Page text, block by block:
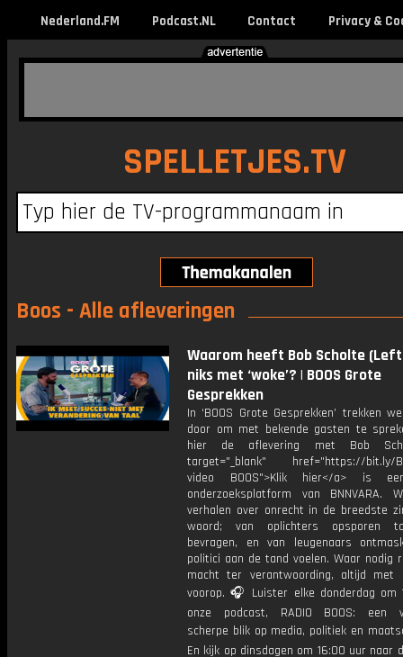
Nederland.FM Podcast.NL Contact Privacy &
SPELLETJES.TV
Boos - Alle afleveringen
Waarom heeft Bob Scholte
niks met ‘woke’? | BOOS Grote
Gesprekken
In ‘BOOS Grote Gesprekken’ trekken
door om met bekende gasten te
hier de aflevering met Bob
target="_blank" href="https://bit.ly/
video BOOS">Klik hier</a> is
onderzoeksplatform van BNNVARA.
verhalen over onrecht in de breedste
woord; van oplichters opsporen
bevragen, en van leugenaars
politici aan de tand voelen. Waar nodig
macht ter verantwoording, altijd met
voorop. 🎧 Luister elke donderdag om
onze podcast, RADIO BOOS: een
scherpe blik op media, politiek en
En kijk op dinsdagen om 16:00 uur naar